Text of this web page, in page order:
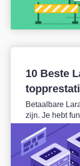
10 Beste
Betaalbare
zijn. Je hebt